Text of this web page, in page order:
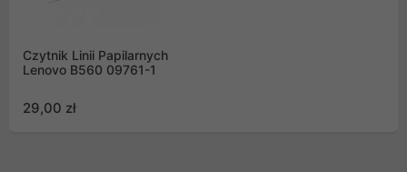
Czytnik Linii Papilarnych
Lenovo B560 09761-1
29,00 zł